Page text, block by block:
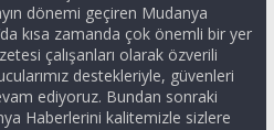
dönemi geçiren Mudanya
kısa zamanda çok önemli bir yer
çalışanları olarak özverili
destekleriyle, güvenleri
ediyoruz. Bundan sonraki
Haberlerini kalitemizle sizlere